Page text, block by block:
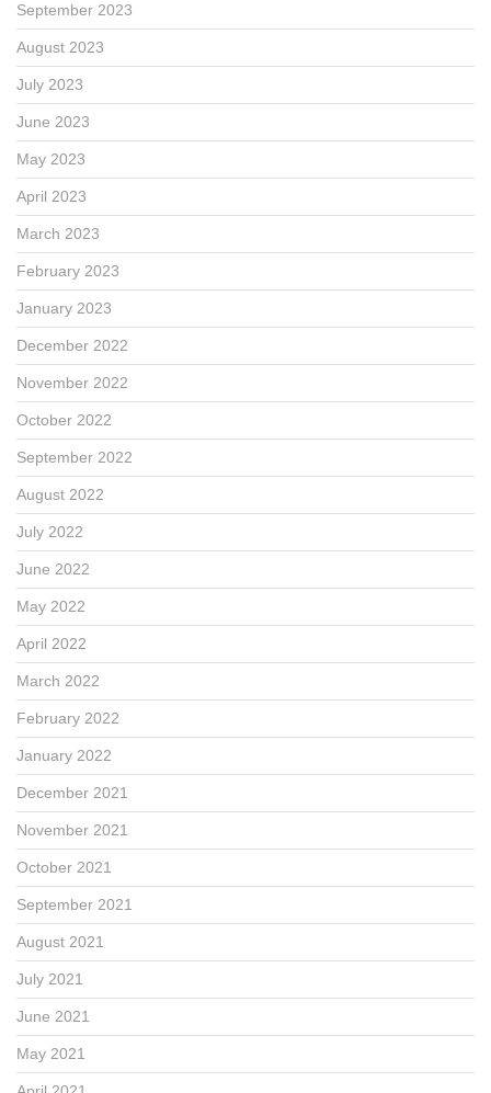
September 2023
August 2023
July 2023
June 2023
May 2023
April 2023
March 2023
February 2023
January 2023
December 2022
November 2022
October 2022
September 2022
August 2022
July 2022
June 2022
May 2022
April 2022
March 2022
February 2022
January 2022
December 2021
November 2021
October 2021
September 2021
August 2021
July 2021
June 2021
May 2021